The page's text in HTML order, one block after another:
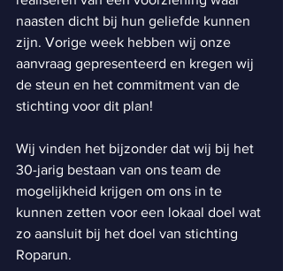
naasten dicht bij hun geliefde kunnen
zijn. Vorige week hebben wij onze
aanvraag gepresenteerd en kregen wij
de steun en het commitment van de
stichting voor dit plan!
Wij vinden het bijzonder dat wij bij het
30-jarig bestaan van ons team de
mogelijkheid krijgen om ons in te
kunnen zetten voor een lokaal doel wat
zo aansluit bij het doel van stichting
Roparun.